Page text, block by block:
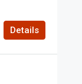
Details